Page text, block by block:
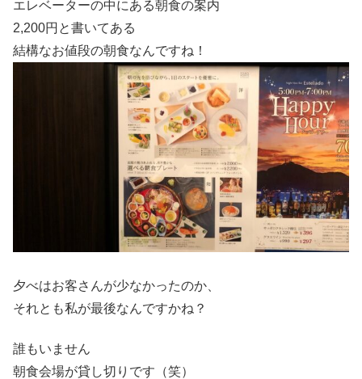
エレベーターの中にある朝食の案内
2,200円と書いてある
結構なお値段の朝食なんですね！
夕べはお客さんが少なかったのか、
それとも私が最後なんですかね？
誰もいません
朝食会場が貸し切りです（笑）